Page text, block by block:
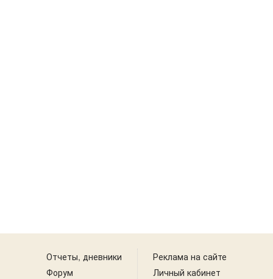
Отчеты, дневники
Форум
Реклама на сайте
Личный кабинет